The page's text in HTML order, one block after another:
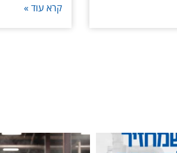
קרא עוד »
כשמדובר בשומנ
אנשי תחזוקה ותפעול יודעים שומן,